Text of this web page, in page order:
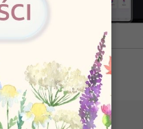
Lovense Lush...
399,90 zł